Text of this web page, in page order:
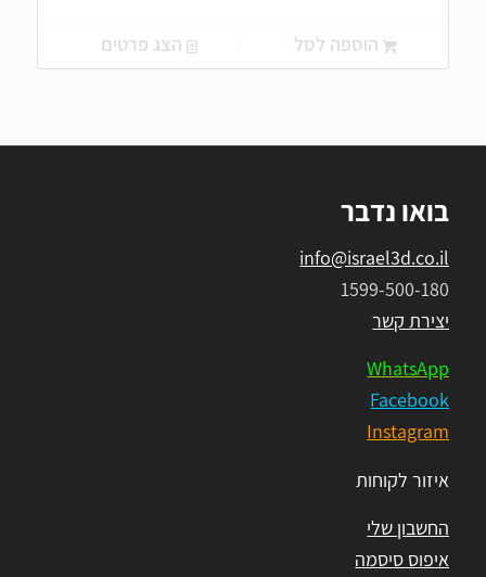
היה:
₪550.00.
הוא:
₪400.00.
הוספה לסל הצג פרטים
בואו נדבר
info@israel3d.co.il
1599-500-180
יצירת קשר
WhatsApp
Facebook
Instagram
איזור לקוחות
החשבון שלי
איפוס סיסמה